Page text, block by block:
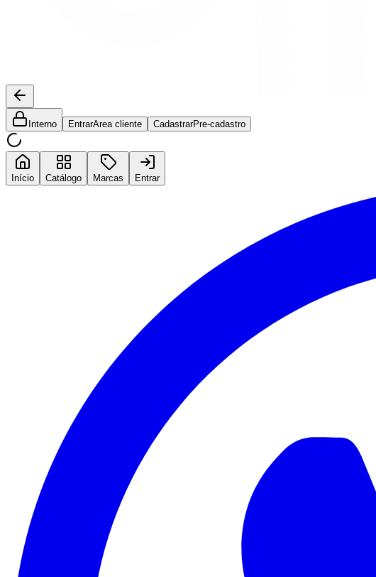
Interno EntrarArea cliente CadastrarPre-cadastro
Início Catálogo Marcas Entrar